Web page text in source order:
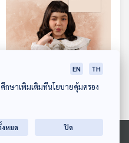
เจสสิก้า พาโดวัน
Made My Day วันนี้ดีที่สุด
EN TH
ศึกษาเพิ่มเติมที่นโยบายคุ้มครอง
หมด ปิด